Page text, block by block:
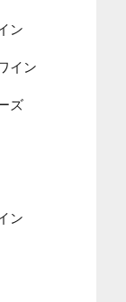
ン
イン
ズ
ン